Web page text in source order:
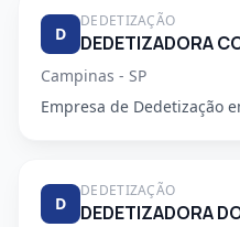
D
DEDETIZAÇÃO
DEDETIZADORA
Campinas - SP
Empresa de Dedetização
D
DEDETIZAÇÃO